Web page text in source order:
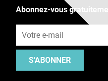
Abonnez-vous
S'ABONNER